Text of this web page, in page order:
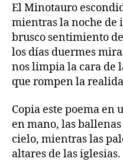
El Minotauro
mientras la noche
brusco sentimiento
los días duermes
nos limpia la cara de
que rompen la
Copia este poema en
en mano, las
cielo, mientras las
altares de las iglesias.